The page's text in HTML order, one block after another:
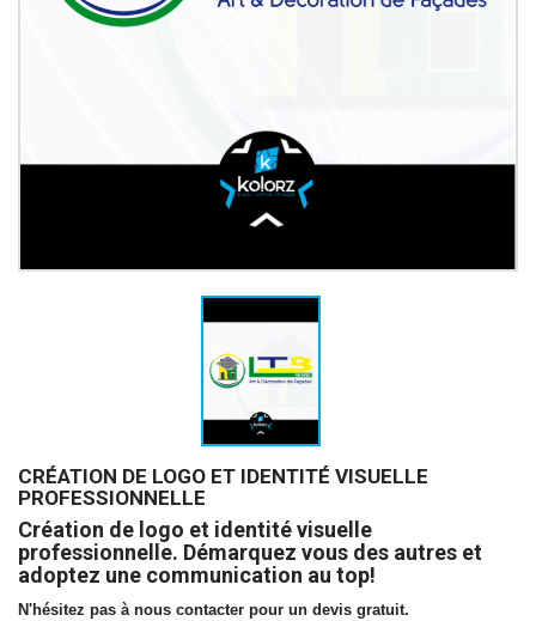
CRÉATION DE LOGO ET IDENTITÉ VISUELLE
PROFESSIONNELLE
Création de logo et identité visuelle
professionnelle. Démarquez vous des autres et
adoptez une communication au top!
N'hésitez pas à nous contacter pour un devis gratuit.